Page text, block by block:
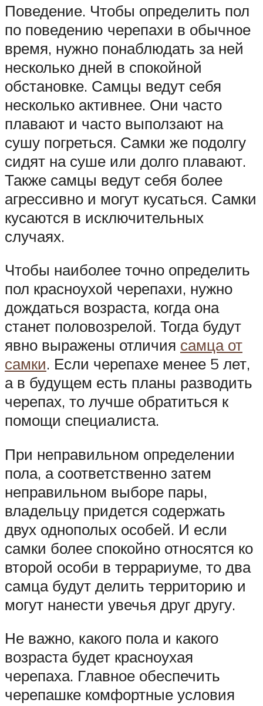
Поведение. Чтобы определить пол
по поведению черепахи в обычное
время, нужно понаблюдать за ней
несколько дней в спокойной
обстановке. Самцы ведут себя
несколько активнее. Они часто
плавают и часто выползают на
сушу погреться. Самки же подолгу
сидят на суше или долго плавают.
Также самцы ведут себя более
агрессивно и могут кусаться. Самки
кусаются в исключительных
случаях.
Чтобы наиболее точно определить
пол красноухой черепахи, нужно
дождаться возраста, когда она
станет половозрелой. Тогда будут
явно выражены отличия самца от
самки. Если черепахе менее 5 лет,
а в будущем есть планы разводить
черепах, то лучше обратиться к
помощи специалиста.
При неправильном определении
пола, а соответственно затем
неправильном выборе пары,
владельцу придется содержать
двух однополых особей. И если
самки более спокойно относятся ко
второй особи в террариуме, то два
самца будут делить территорию и
могут нанести увечья друг другу.
Не важно, какого пола и какого
возраста будет красноухая
черепаха. Главное обеспечить
черепашке комфортные условия